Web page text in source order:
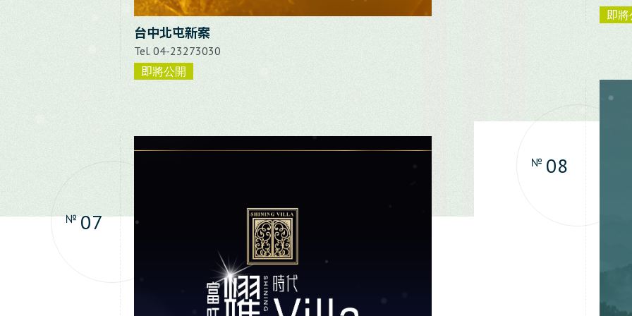
台中北屯新案
Tel. 04-23273030
即將公開
即
№ 07
№ 08